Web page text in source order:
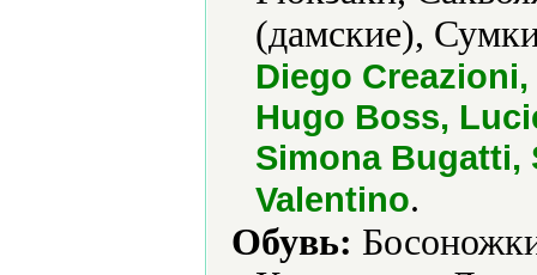
(дамские),
Diego
Hugo Boss,
Simona Bugatti,
Valentino.
Обувь: